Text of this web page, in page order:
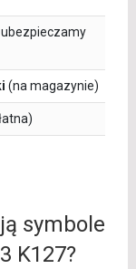
ubezpieczamy
(na magazynie)
symbole
K127?